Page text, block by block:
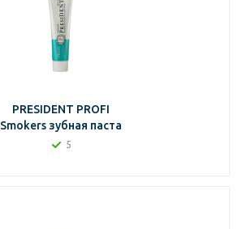
PRESIDENT PROFI
Smokers зубная паста
5